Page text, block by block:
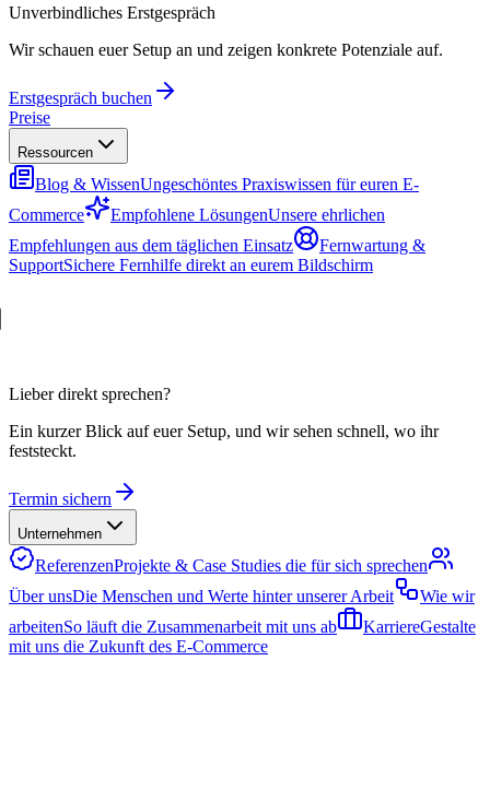
Unverbindliches Erstgespräch
Wir schauen euer Setup an und zeigen konkrete Potenziale auf.
Erstgespräch buchen
Preise
Ressourcen
Blog & WissenUngeschöntes Praxiswissen für euren E-
Commerce
Empfohlene LösungenUnsere ehrlichen
Empfehlungen aus dem täglichen Einsatz
Fernwartung &
SupportSichere Fernhilfe direkt an eurem Bildschirm
Lieber direkt sprechen?
Ein kurzer Blick auf euer Setup, und wir sehen schnell, wo ihr
feststeckt.
Termin sichern
Unternehmen
ReferenzenProjekte & Case Studies die für sich sprechen
Über unsDie Menschen und Werte hinter unserer Arbeit
Wie wir
arbeitenSo läuft die Zusammenarbeit mit uns ab KarriereGestalte
mit uns die Zukunft des E-Commerce